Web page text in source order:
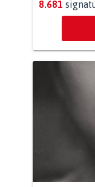
8.681